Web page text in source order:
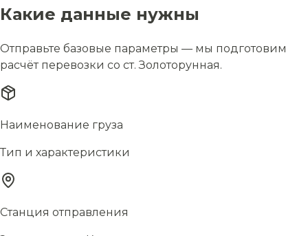
Какие данные нужны
Отправьте базовые параметры — мы подготовим
расчёт перевозки со ст. Золоторунная.
Наименование груза
Тип и характеристики
Станция отправления